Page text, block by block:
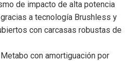
de impacto de alta potencia
a tecnología Brushless y
con carcasas robustas de
con amortiguación por